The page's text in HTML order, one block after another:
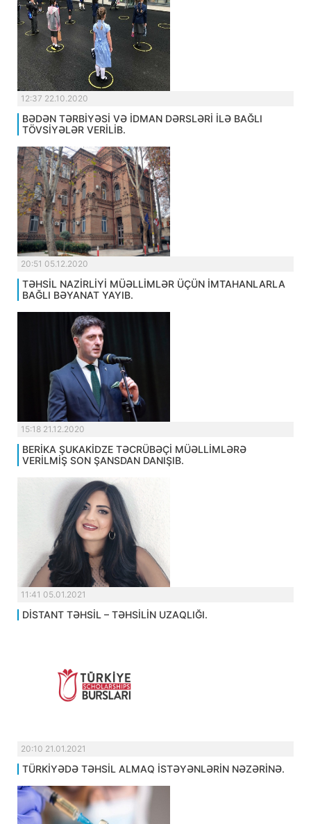
12:37 22.10.2020
BƏDƏN TƏRBİYƏSİ VƏ İDMAN DƏRSLƏRİ İLƏ BAĞLI
TÖVSİYƏLƏR VERİLİB.
20:51 05.12.2020
TƏHSİL NAZİRLİYİ MÜƏLLİMLƏR ÜÇÜN İMTAHANLARLA
BAĞLI BƏYANAT YAYIB.
15:18 21.12.2020
BERİKA ŞUKAKİDZE TƏCRÜBƏÇİ MÜƏLLİMLƏRƏ
VERİLMİŞ SON ŞANSDAN DANIŞIB.
11:41 05.01.2021
DİSTANT TƏHSİL – TƏHSİLİN UZAQLIĞI.
20:10 21.01.2021
TÜRKİYƏDƏ TƏHSİL ALMAQ İSTƏYƏNLƏRİN NƏZƏRİNƏ.